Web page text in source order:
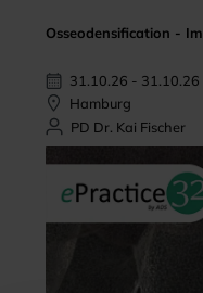
Osseodensification -
31.10.26 - 31.10.26
Hamburg
PD Dr. Kai Fischer